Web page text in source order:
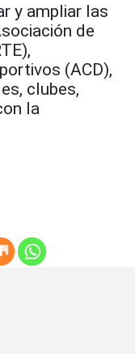
y ampliar las
de
(ACD),
clubes,
la